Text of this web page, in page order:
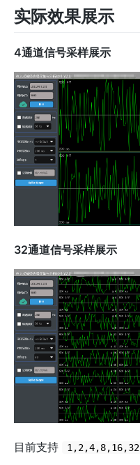
实际效果展示
4通道信号采样展示
32通道信号采样展示
目前支持 1,2,4,8,16,32